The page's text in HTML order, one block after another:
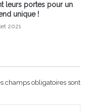
leurs portes pour un
unique !
2021
champs obligatoires sont